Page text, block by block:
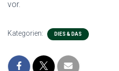
vor.
Kategorien: DIES & DAS